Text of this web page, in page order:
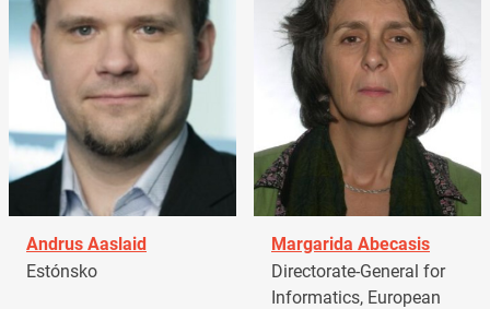
Andrus Aaslaid
Estónsko
Margarida Abecasis
Directorate-General for
Informatics, European